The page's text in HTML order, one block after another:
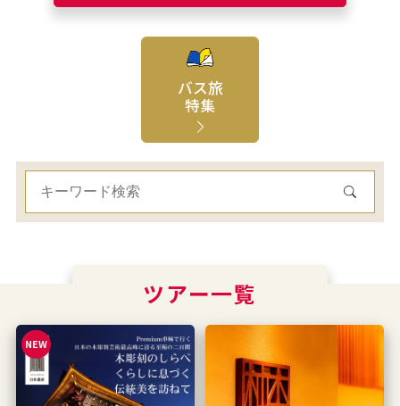
バス旅
特集
ツアー一覧
NEW